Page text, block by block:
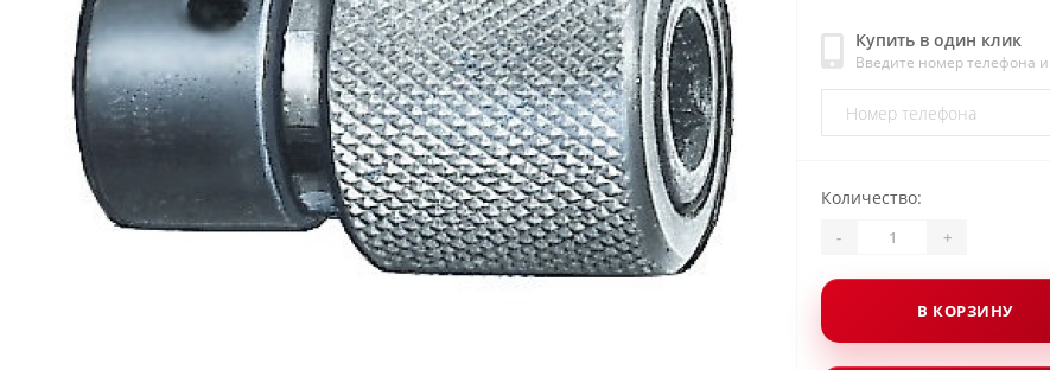
Купить в один клик
Введите номер телефона
Количество:
- +
В КОРЗИНУ